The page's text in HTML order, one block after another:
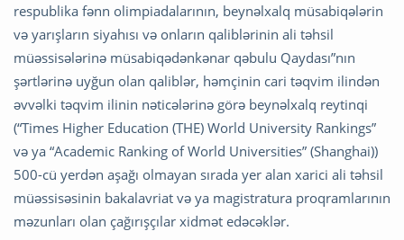
respublika fənn olimpiadalarının, beynəlxalq müsabiqələrin
və yarışların siyahısı və onların qaliblərinin ali təhsil
müəssisələrinə müsabiqədənkənar qəbulu Qaydası”nın
şərtlərinə uyğun olan qaliblər, həmçinin cari təqvim ilindən
əvvəlki təqvim ilinin nəticələrinə görə beynəlxalq reytinqi
(“Times Higher Education (THE) World University Rankings”
və ya “Academic Ranking of World Universities” (Shanghai))
500-cü yerdən aşağı olmayan sırada yer alan xarici ali təhsil
müəssisəsinin bakalavriat və ya magistratura proqramlarının
məzunları olan çağırışçılar xidmət edəcəklər.